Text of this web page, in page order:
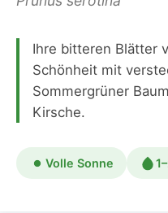
Ihre bitteren Blätter
Schönheit mit
Sommergrüner
Kirsche.
Volle Sonne